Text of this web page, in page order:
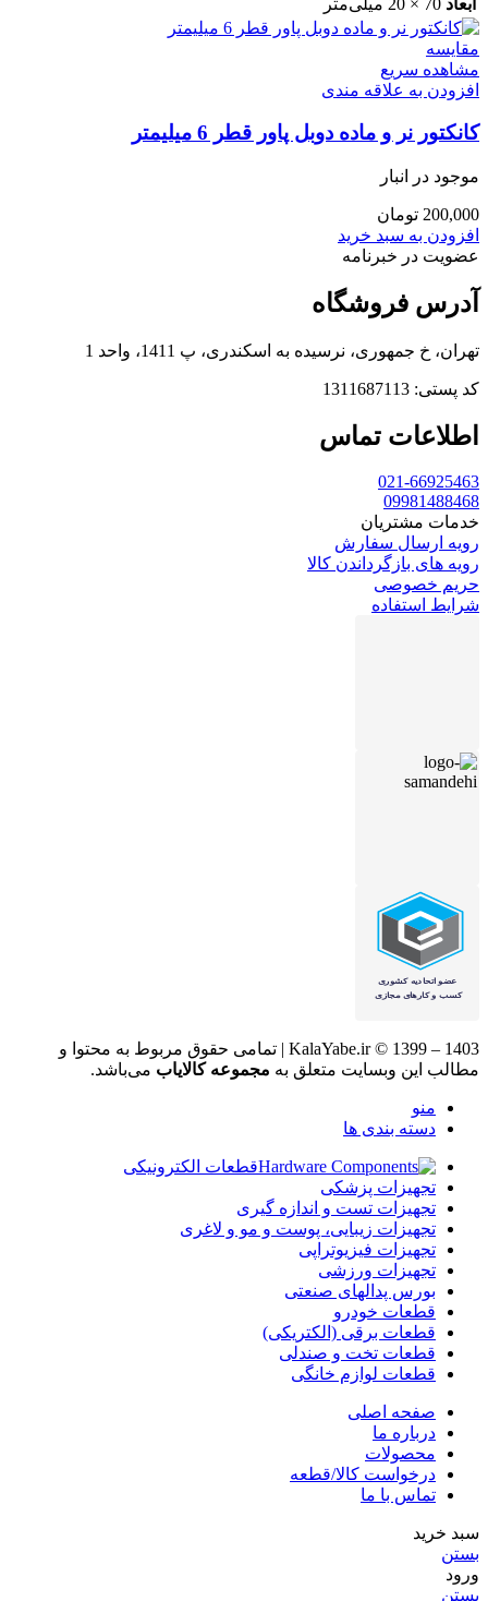
ابعاد 70 × 20 میلی‌متر
مقایسه
مشاهده سریع
افزودن به علاقه مندی
کانکتور نر و ماده دوبل پاور قطر 6 میلیمتر
موجود در انبار
200,000 تومان
افزودن به سبد خرید
عضویت در خبرنامه
آدرس فروشگاه
تهران، خ جمهوری، نرسیده به اسکندری، پ 1411، واحد 1
کد پستی: 1311687113
اطلاعات تماس
021-66925463
09981488468
خدمات مشتریان
رویه ارسال سفارش
رویه های بازگرداندن کالا
حریم خصوصی
شرایط استفاده
KalaYabe.ir © 1399 – 1403 | تمامی حقوق مربوط به محتوا و
مطالب این وبسایت متعلق به مجموعه کالایاب می‌باشد.
منو
دسته بندی ها
قطعات الکترونیکی
تجهیزات پزشکی
تجهیزات تست و اندازه گیری
تجهیزات زیبایی، پوست و مو و لاغری
تجهیزات فیزیوتراپی
تجهیزات ورزشی
بورس پدالهای صنعتی
قطعات خودرو
قطعات برقی (الکتریکی)
قطعات تخت و صندلی
قطعات لوازم خانگی
صفحه اصلی
درباره ما
محصولات
درخواست کالا/قطعه
تماس با ما
سبد خرید
بستن
ورود
بستن